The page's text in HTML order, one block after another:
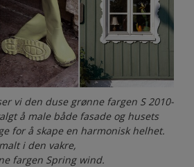
vi den duse grønne fargen S 2010-
å male både fasade og husets
for å skape en harmonisk helhet.
i den vakre,
fargen Spring wind.